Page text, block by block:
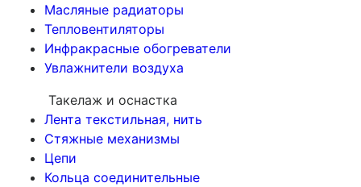
Масляные радиаторы
Тепловентиляторы
Инфракрасные обогреватели
Увлажнители воздуха
Такелаж и оснастка
Лента текстильная, нить
Стяжные механизмы
Цепи
Кольца соединительные